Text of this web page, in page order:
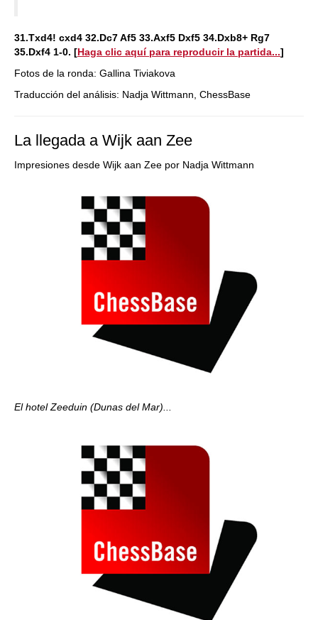
31.Txd4! cxd4 32.Dc7 Af5 33.Axf5 Dxf5 34.Dxb8+ Rg7
35.Dxf4 1-0. [Haga clic aquí para reproducir la partida...]
Fotos de la ronda: Gallina Tiviakova
Traducción del análisis: Nadja Wittmann, ChessBase
La llegada a Wijk aan Zee
Impresiones desde Wijk aan Zee por Nadja Wittmann
El hotel Zeeduin (Dunas del Mar)...